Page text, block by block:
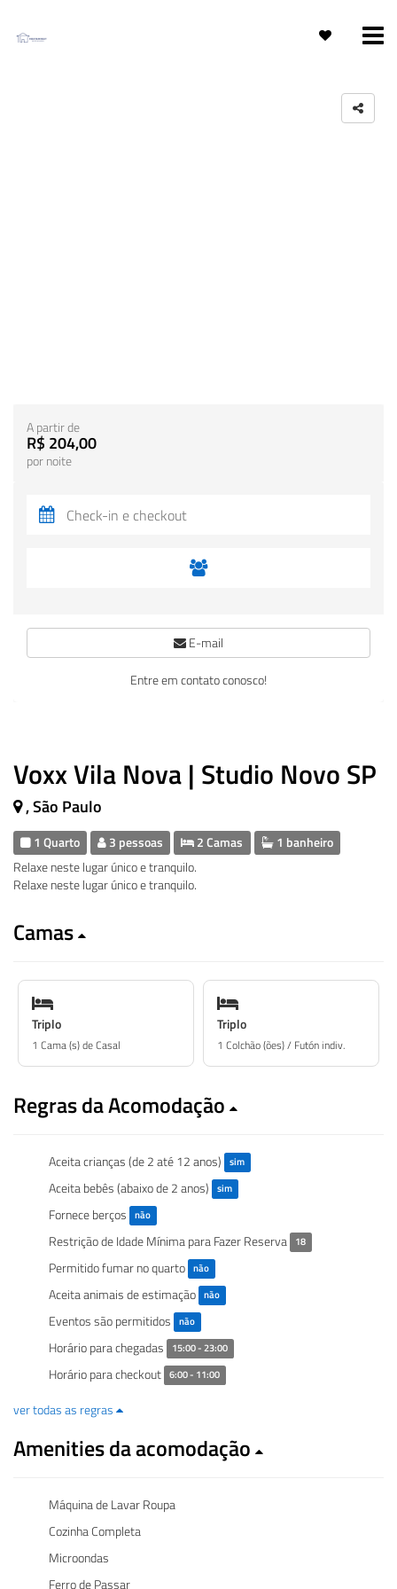
Voxx Vila Nova | Studio Novo SP
, São Paulo
1 Quarto 3 pessoas 2 Camas 1 banheiro
Relaxe neste lugar único e tranquilo.
Relaxe neste lugar único e tranquilo.
Camas
Triplo
1 Cama (s) de Casal
Triplo
1 Colchão (ões) / Futón indiv.
Regras da Acomodação
Aceita crianças (de 2 até 12 anos) sim
Aceita bebês (abaixo de 2 anos) sim
Fornece berços não
Restrição de Idade Mínima para Fazer Reserva 18
Permitido fumar no quarto não
Aceita animais de estimação não
Eventos são permitidos não
Horário para chegadas 15:00 - 23:00
Horário para checkout 6:00 - 11:00
ver todas as regras
Amenities da acomodação
Máquina de Lavar Roupa
Cozinha Completa
Microondas
Ferro de Passar
A partir de
R$ 204,00
por noite
E-mail
Entre em contato conosco!